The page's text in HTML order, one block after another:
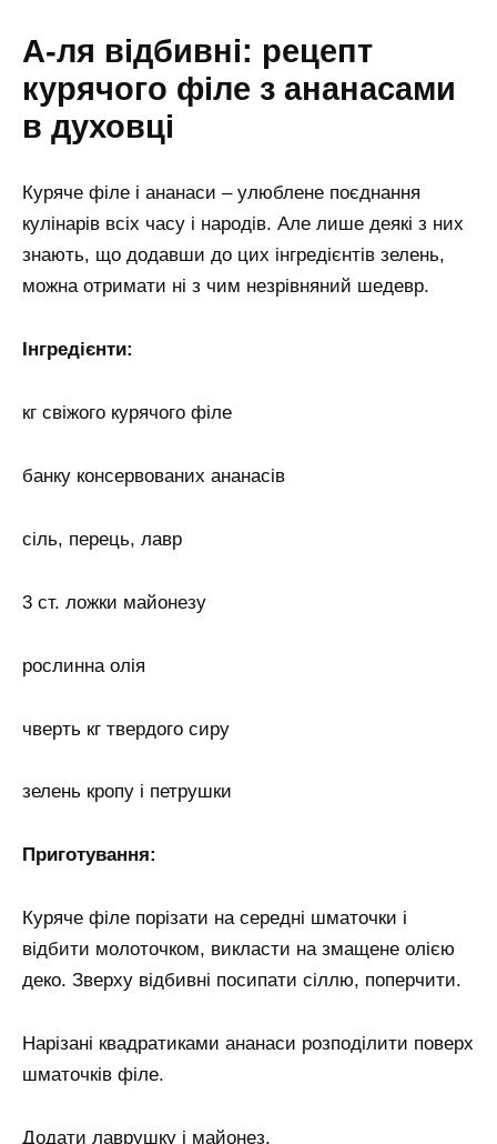
А-ля відбивні: рецепт
курячого філе з ананасами
в духовці
Куряче філе і ананаси – улюблене поєднання
кулінарів всіх часу і народів. Але лише деякі з них
знають, що додавши до цих інгредієнтів зелень,
можна отримати ні з чим незрівняний шедевр.
Інгредієнти:
кг свіжого курячого філе
банку консервованих ананасів
сіль, перець, лавр
3 ст. ложки майонезу
рослинна олія
чверть кг твердого сиру
зелень кропу і петрушки
Приготування:
Куряче філе порізати на середні шматочки і
відбити молоточком, викласти на змащене олією
деко. Зверху відбивні посипати сіллю, поперчити.
Нарізані квадратиками ананаси розподілити поверх
шматочків філе.
Додати лаврушку і майонез.